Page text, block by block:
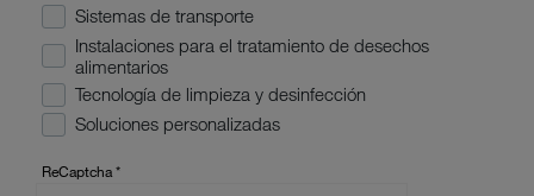
Sistemas de transporte
Instalaciones para el tratamiento de desechos
alimentarios
Tecnología de limpieza y desinfección
Soluciones personalizadas
ReCaptcha*